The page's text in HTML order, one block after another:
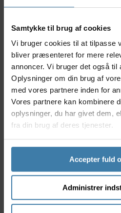
Samtykke til brug af cookies
Vi bruger cookies til at tilpasse
bliver præsenteret for mere
annoncer. Vi bruger det også
Oplysninger om din brug af
med vores partnere inden for
Vores partnere kan kombinere
oplysninger, du har givet dem,
fra din brug af deres tjenester.
Accepter fuld
Administrer
Nyttige facts
Reflekterende bagside
mørket.
Royalgel-polstring
områder.
Ergonomisk kanal for
Vandafvisende og 100 %
Integreret klipssystem
eller udstyr.
Anvendelse
Vivo er ideel til cyklister, der
høj komfort kombineret med
have en sadel, der både kan
tryghed i mørke. Den